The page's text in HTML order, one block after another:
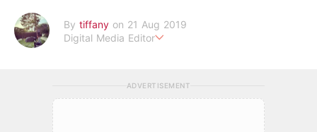
By tiffany on 21 Aug 2019
Digital Media Editor
ADVERTISEMENT